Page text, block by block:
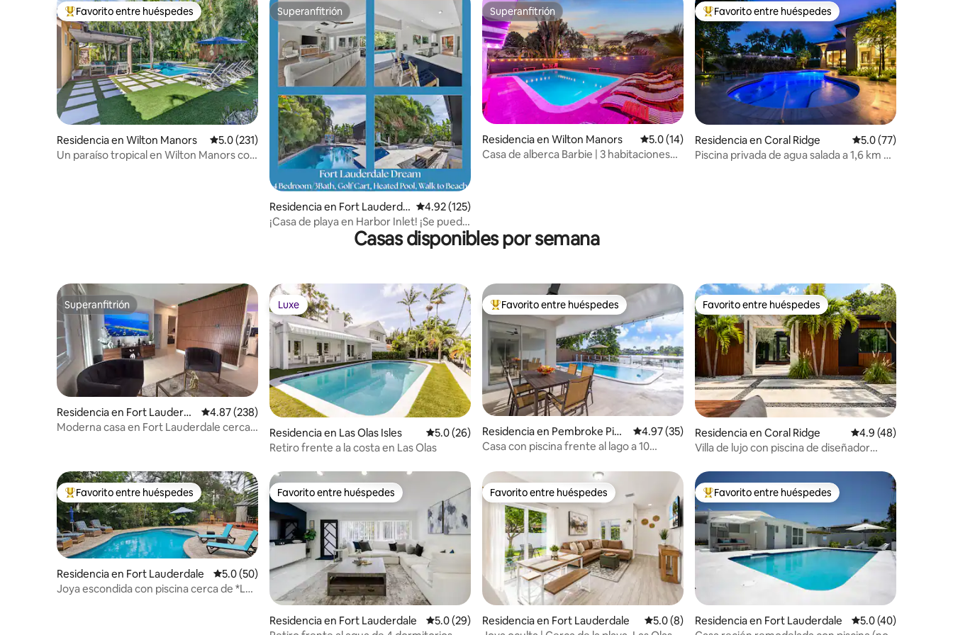
De los mejores en Favorito entre huéspedes
Favorito entre huéspedes
Residencia en Wilton Manors Calificación promedio: 5.0 de 5; 231 evaluaciones
5.0 (231)
Un paraíso tropical en Wilton Manors con
Superanfitrión
Superanfitrión
Residencia en Fort Lauderdal
e
Calificación promedio: 4.92 de 5; 125 evaluaciones
4.92 (125)
¡Casa de playa en Harbor Inlet! ¡Se puede
caminar a la playa! ¡Piscina!
Superanfitrión
Superanfitrión
Residencia en Wilton Manors Calificación promedio: 5.0 de 5; 14 evaluaciones
5.0 (14)
Casa de alberca Barbie | 3 habitaciones
De los mejores en Favorito entre huéspedes
Favorito entre huéspedes
Residencia en Coral Ridge Calificación
5.0 (77)
Piscina privada de agua salada a 1,6 km de
Casas disponibles por semana
Superanfitrión
Superanfitrión
Residencia en Fort Lauderda
le
Calificación promedio: 4.87 de 5; 238 evaluaciones
4.87 (238)
Moderna casa en Fort Lauderdale cerca
Luxe
Luxe
Residencia en Las Olas Isles Calificación promedio: 5.0 de 5; 26 evaluaciones
5.0 (26)
Retiro frente a la costa en Las Olas
De los mejores en Favorito entre huéspedes
Favorito entre huéspedes
Residencia en Pembroke Pine
s
Calificación promedio: 4.97 de 5; 35 evaluaciones
4.97 (35)
Casa con piscina frente al lago a 10
Favorito entre huéspedes
Favorito entre huéspedes
Residencia en Coral Ridge Calificación
4.9 (48)
Villa de lujo con piscina de diseñador
De los mejores en Favorito entre huéspedes
Favorito entre huéspedes
Residencia en Fort Lauderdale Calificación promedio: 5.0 de 5; 50 evaluaciones
5.0 (50)
Joya escondida con piscina cerca de *Las
Favorito entre huéspedes
Favorito entre huéspedes
Residencia en Fort Lauderdale Calificación promedio: 5.0 de 5; 29 evaluaciones
5.0 (29)
Favorito entre huéspedes
Favorito entre huéspedes
Residencia en Fort Lauderdale Calificación promedio: 5.0 de 5; 8 evaluaciones
5.0 (8)
De los mejores en Favorito entre huéspedes
Favorito entre huéspedes
Residencia en Fort Lauderdale Calificación
5.0 (40)